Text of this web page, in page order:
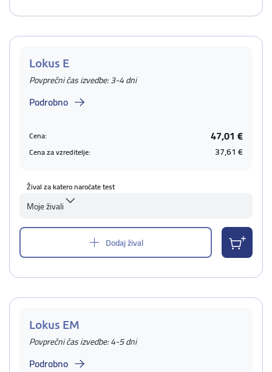
Lokus E
Povprečni čas izvedbe: 3-4 dni
Podrobno
Cena: 47,01 €
Cena za vzreditelje: 37,61 €
Žival za katero naročate test
Moje živali
Dodaj žival
Lokus EM
Povprečni čas izvedbe: 4-5 dni
Podrobno